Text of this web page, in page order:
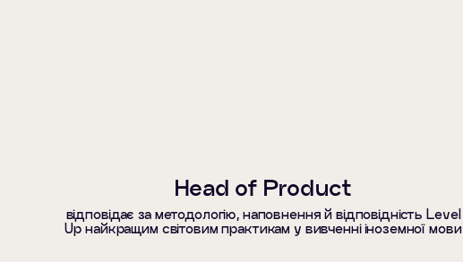
Head of Product
відповідає за методологію, наповнення й відповідність Level
Up найкращим світовим практикам у вивченні іноземної мови